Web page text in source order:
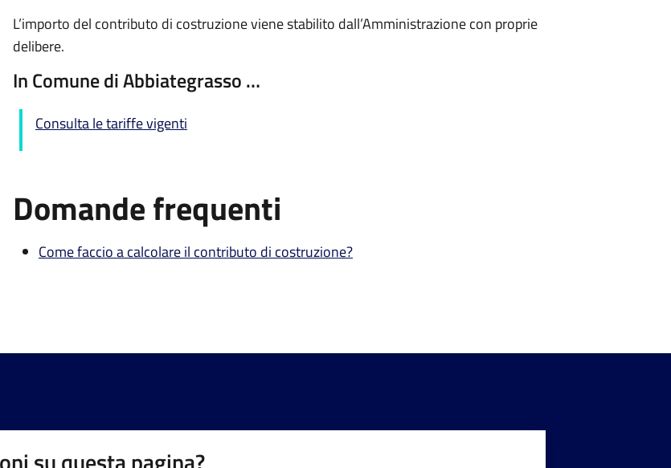
L’importo del contributo di costruzione viene stabilito dall’Amministrazione con proprie
delibere.
In Comune di Abbiategrasso …
Consulta le tariffe vigenti
Domande frequenti
Come faccio a calcolare il contributo di costruzione?